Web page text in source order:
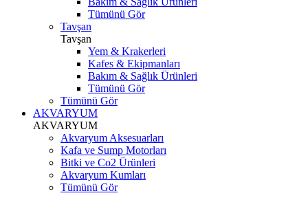
Tümünü Gör
Tavşan
Tavşan
Yem & Krakerleri
Kafes & Ekipmanları
Bakım & Sağlık Ürünleri
Tümünü Gör
Tümünü Gör
AKVARYUM
AKVARYUM
Akvaryum Aksesuarları
Kafa ve Sump Motorları
Bitki ve Co2 Ürünleri
Akvaryum Kumları
Tümünü Gör